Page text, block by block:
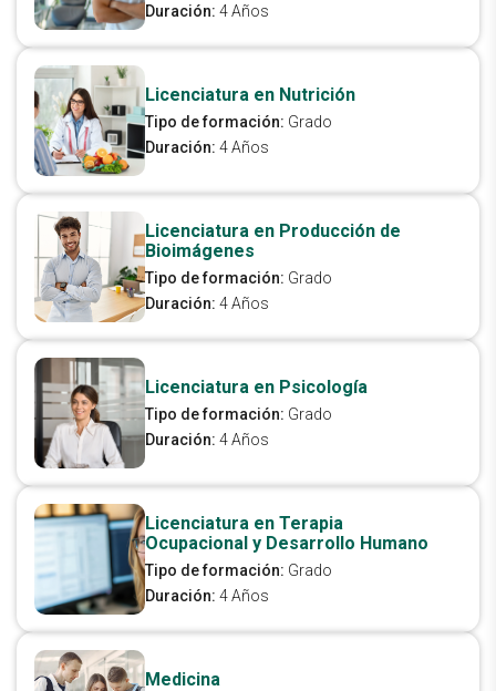
Duración: 4 Años
Licenciatura en Nutrición
Tipo de formación: Grado
Duración: 4 Años
Licenciatura en Producción de
Bioimágenes
Tipo de formación: Grado
Duración: 4 Años
Licenciatura en Psicología
Tipo de formación: Grado
Duración: 4 Años
Licenciatura en Terapia
Ocupacional y Desarrollo Humano
Tipo de formación: Grado
Duración: 4 Años
Medicina